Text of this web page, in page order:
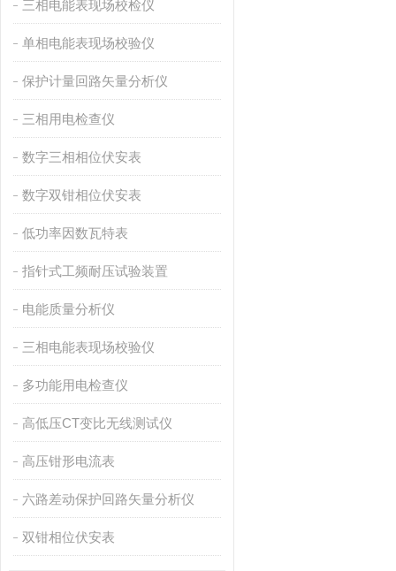
三相电能表现场校检仪
单相电能表现场校验仪
保护计量回路矢量分析仪
三相用电检查仪
数字三相相位伏安表
数字双钳相位伏安表
低功率因数瓦特表
指针式工频耐压试验装置
电能质量分析仪
三相电能表现场校验仪
多功能用电检查仪
高低压CT变比无线测试仪
高压钳形电流表
六路差动保护回路矢量分析仪
双钳相位伏安表